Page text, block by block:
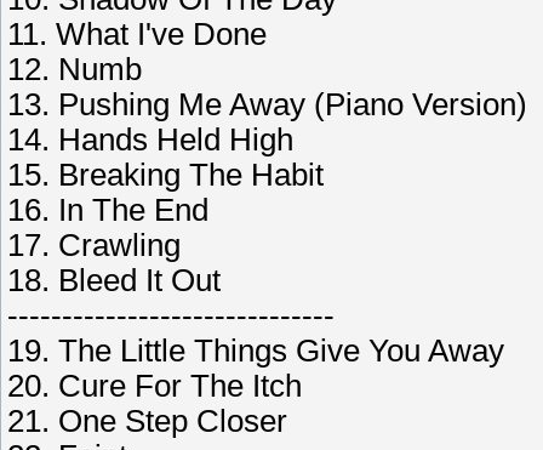
11. What I've Done
12. Numb
13. Pushing Me Away (Piano Version)
14. Hands Held High
15. Breaking The Habit
16. In The End
17. Crawling
18. Bleed It Out
------------------------------
19. The Little Things Give You Away
20. Cure For The Itch
21. One Step Closer